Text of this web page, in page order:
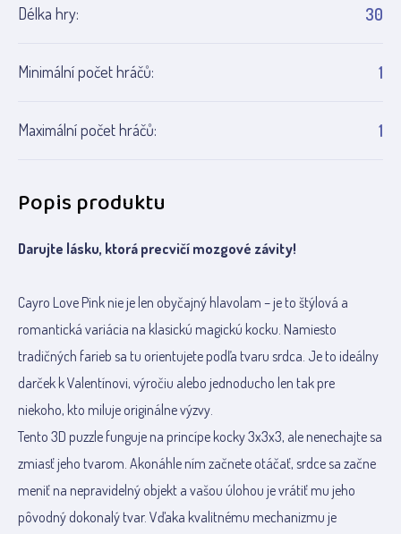
Popis produktu
Darujte lásku, ktorá precvičí mozgové závity!
Cayro Love Pink nie je len obyčajný hlavolam – je to štýlová a
romantická variácia na klasickú magickú kocku. Namiesto
tradičných farieb sa tu orientujete podľa tvaru srdca. Je to ideálny
darček k Valentínovi, výročiu alebo jednoducho len tak pre
niekoho, kto miluje originálne výzvy.
Tento 3D puzzle funguje na princípe kocky 3x3x3, ale nenechajte sa
zmiasť jeho tvarom. Akonáhle ním začnete otáčať, srdce sa začne
meniť na nepravidelný objekt a vašou úlohou je vrátiť mu jeho
pôvodný dokonalý tvar. Vďaka kvalitnému mechanizmu je
Délka hry: 30
Minimální počet hráčů: 1
Maximální počet hráčů: 1